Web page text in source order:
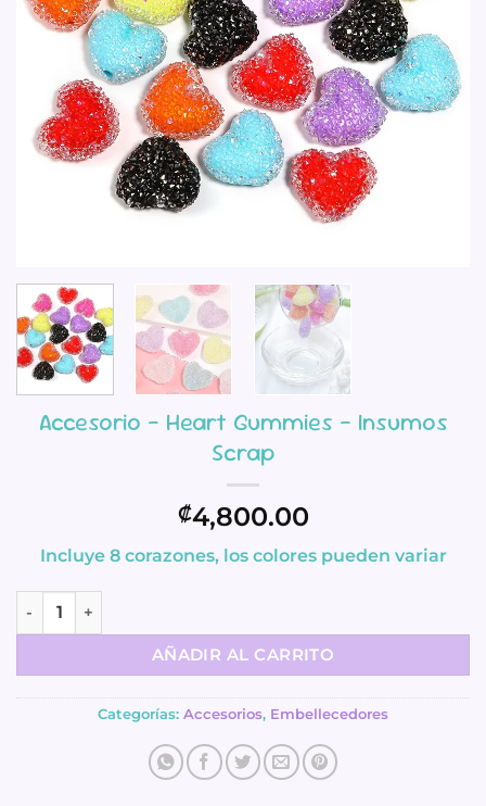
Accesorio – Heart Gummies – Insumos
Scrap
₡4,800.00
Incluye 8 corazones, los colores pueden variar
Accesorio - Heart Gummies - Insumos Scrap cantidad
AÑADIR AL CARRITO
Categorías: Accesorios, Embellecedores